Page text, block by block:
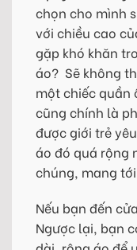
chọn cho mình
với chiều cao
gặp khó khăn
áo? Sẽ không
một chiếc quần
cũng chính là
được giới trẻ
áo đó quá rộng
chúng, mang
Nếu bạn đến
Ngược lại, bạn